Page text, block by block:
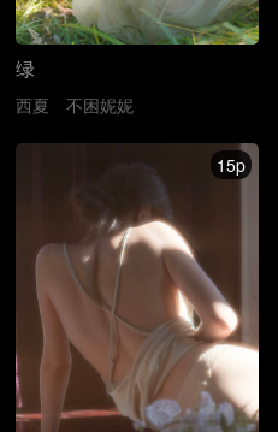
绿
西夏 不困妮妮
15p